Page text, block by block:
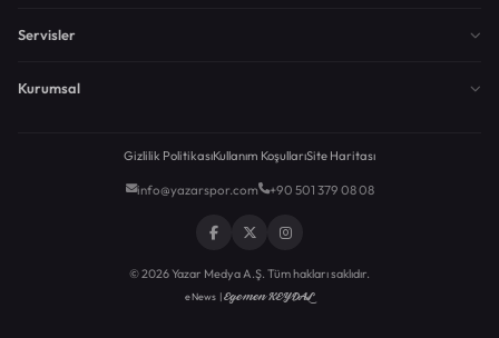
Servisler
Kurumsal
Gizlilik PolitikasıKullanım KoşullarıSite Haritası
info@yazarspor.com +90 501 379 08 08
© 2026 Yazar Medya A.Ş. Tüm hakları saklıdır.
eNews |Egemen KEYDAL